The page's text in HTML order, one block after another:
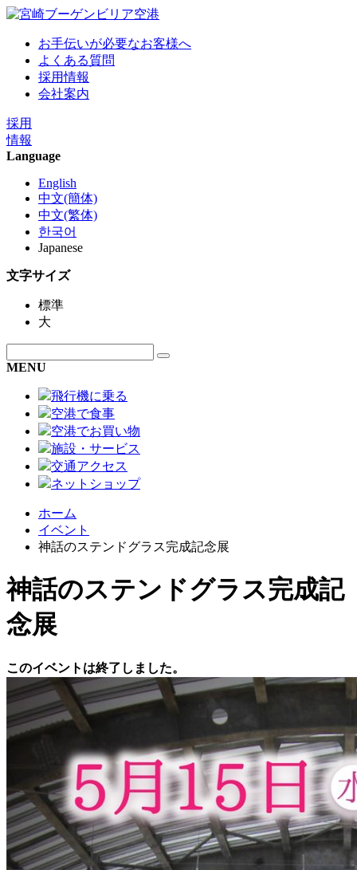
お手伝いが必要なお客様へ
よくある質問
採用情報
会社案内
採用
情報
Language
English
中文(簡体)
中文(繁体)
한국어
Japanese
文字サイズ
標準
大
MENU
飛行機に乗る
空港で食事
空港でお買い物
施設・サービス
交通アクセス
ネットショップ
ホーム
イベント
神話のステンドグラス完成記念展
神話のステンドグラス完成記
念展
このイベントは終了しました。